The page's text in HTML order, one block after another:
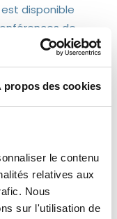
propos des cookies
le contenu
relatives aux
Nous
sur l'utilisation de
est disponible
de
cm. Plus la
sont élevés,
explique